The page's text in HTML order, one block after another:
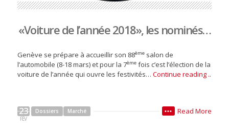
«Voiture de l’année 2018», les nominés…
Genève se prépare à accueillir son 88èmesalon de
l’automobile (8-18 mars) et pour la 7èmefois c’est l’élection de la
voiture de l’année qui ouvre les festivités… Continue reading ..
23
FÉV
Dossiers Marché Read More
•••